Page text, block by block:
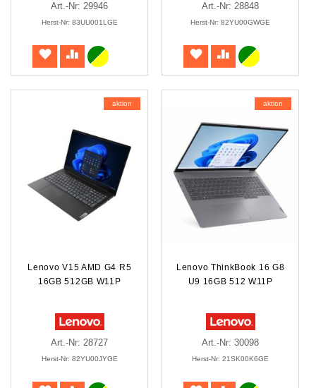
Art.-Nr: 29946
Herst-Nr: 83UU001LGE
Art.-Nr: 28848
Herst-Nr: 82YU00GWGE
aktion
Lenovo V15 AMD G4 R5
16GB 512GB W11P
Art.-Nr: 28727
Herst-Nr: 82YU00JYGE
aktion
Lenovo ThinkBook 16 G8
U9 16GB 512 W11P
Art.-Nr: 30098
Herst-Nr: 21SK00K6GE